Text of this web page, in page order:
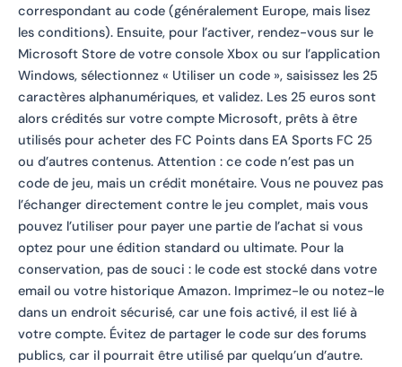
correspondant au code (généralement Europe, mais lisez
les conditions). Ensuite, pour l’activer, rendez-vous sur le
Microsoft Store de votre console Xbox ou sur l’application
Windows, sélectionnez « Utiliser un code », saisissez les 25
caractères alphanumériques, et validez. Les 25 euros sont
alors crédités sur votre compte Microsoft, prêts à être
utilisés pour acheter des FC Points dans EA Sports FC 25
ou d’autres contenus. Attention : ce code n’est pas un
code de jeu, mais un crédit monétaire. Vous ne pouvez pas
l’échanger directement contre le jeu complet, mais vous
pouvez l’utiliser pour payer une partie de l’achat si vous
optez pour une édition standard ou ultimate. Pour la
conservation, pas de souci : le code est stocké dans votre
email ou votre historique Amazon. Imprimez-le ou notez-le
dans un endroit sécurisé, car une fois activé, il est lié à
votre compte. Évitez de partager le code sur des forums
publics, car il pourrait être utilisé par quelqu’un d’autre.